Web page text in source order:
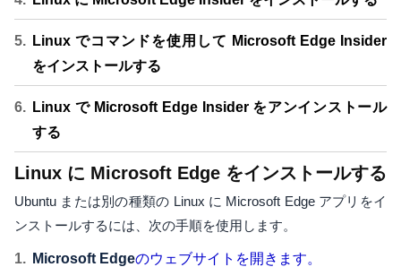
Linux でコマンドを使用して Microsoft Edge Insider
をインストールする
Linux で Microsoft Edge Insider をアンインストール
する
Linux に Microsoft Edge をインストールする
Ubuntu または別の種類の Linux に Microsoft Edge アプリをイ
ンストールするには、次の手順を使用します。
Microsoft Edgeのウェブサイトを開きます。